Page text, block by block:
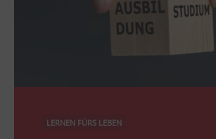
LERNEN FÜRS LEBEN